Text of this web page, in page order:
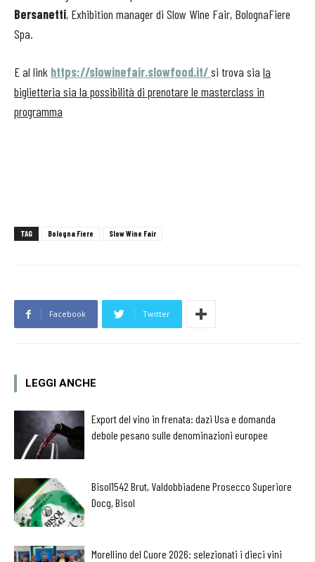
Bersanetti, Exhibition manager di Slow Wine Fair, BolognaFiere
Spa.
E al link https://slowinefair.slowfood.it/si trova sia la
biglietteria sia la possibilità di prenotare le masterclass in
programma
TAG Bologna Fiere Slow Wine Fair
Facebook Twitter
LEGGI ANCHE
Export del vino in frenata: dazi Usa e domanda
debole pesano sulle denominazioni europee
Bisol1542 Brut, Valdobbiadene Prosecco Superiore
Docg, Bisol
Morellino del Cuore 2026: selezionati i dieci vini